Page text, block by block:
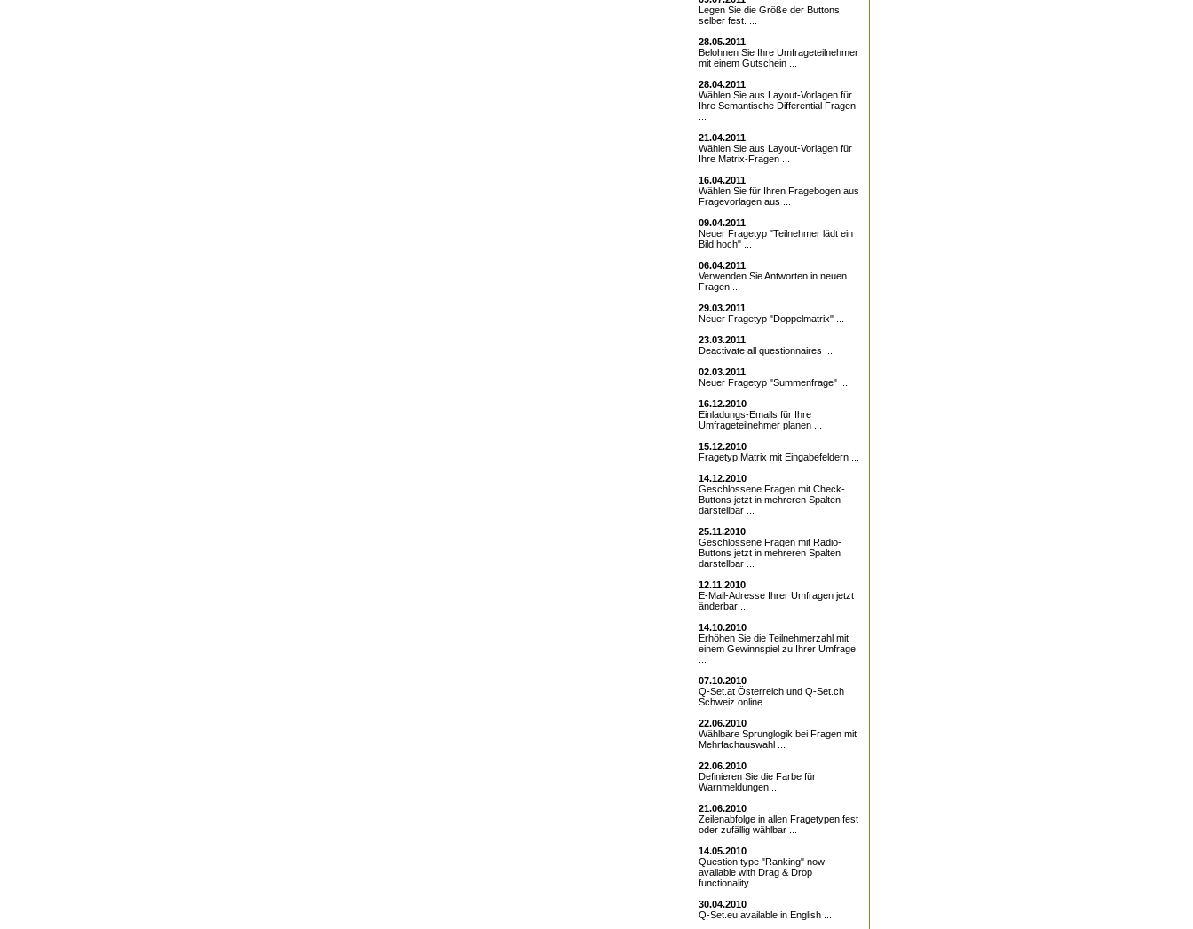
Legen Sie die Größe der Buttons
selber fest. ...
28.05.2011
Belohnen Sie Ihre Umfrageteilnehmer
mit einem Gutschein ...
28.04.2011
Wählen Sie aus Layout-Vorlagen für
Ihre Semantische Differential Fragen
21.04.2011
Wählen Sie aus Layout-Vorlagen für
Ihre Matrix-Fragen ...
16.04.2011
Wählen Sie für Ihren Fragebogen aus
Fragevorlagen aus ...
09.04.2011
Neuer Fragetyp "Teilnehmer lädt ein
Bild hoch" ...
06.04.2011
Verwenden Sie Antworten in neuen
Fragen ...
29.03.2011
Neuer Fragetyp "Doppelmatrix" ...
23.03.2011
Deactivate all questionnaires ...
02.03.2011
Neuer Fragetyp "Summenfrage" ...
16.12.2010
Einladungs-Emails für Ihre
Umfrageteilnehmer planen ...
15.12.2010
Fragetyp Matrix mit Eingabefeldern ...
14.12.2010
Geschlossene Fragen mit Check-
Buttons jetzt in mehreren Spalten
darstellbar ...
25.11.2010
Geschlossene Fragen mit Radio-
Buttons jetzt in mehreren Spalten
darstellbar ...
12.11.2010
E-Mail-Adresse Ihrer Umfragen jetzt
änderbar ...
14.10.2010
Erhöhen Sie die Teilnehmerzahl mit
einem Gewinnspiel zu Ihrer Umfrage
07.10.2010
Q-Set.at Österreich und Q-Set.ch
Schweiz online ...
22.06.2010
Wählbare Sprunglogik bei Fragen mit
Mehrfachauswahl ...
22.06.2010
Definieren Sie die Farbe für
Warnmeldungen ...
21.06.2010
Zeilenabfolge in allen Fragetypen fest
oder zufällig wählbar ...
14.05.2010
Question type "Ranking" now
available with Drag & Drop
functionality ...
30.04.2010
Q-Set.eu available in English ...